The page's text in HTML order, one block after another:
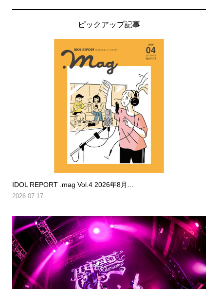
ピックアップ記事
IDOL REPORT .mag Vol.4 2026年8月...
2026.07.17